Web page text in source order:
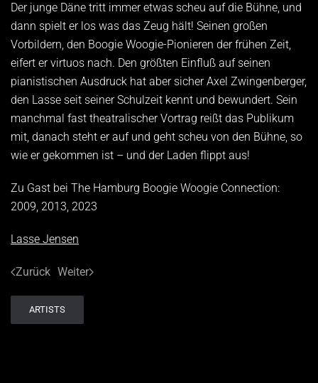
Der junge Däne tritt immer etwas scheu auf die Bühne, und
dann spielt er los was das Zeug hält! Seinen großen
Vorbildern, den Boogie Woogie-Pionieren der frühen Zeit,
eifert er virtuos nach. Den größten Einfluß auf seinen
pianistischen Ausdruck hat aber sicher Axel Zwingenberger,
den Lasse seit seiner Schulzeit kennt und bewundert. Sein
manchmal fast theatralischer Vortrag reißt das Publikum
mit, danach steht er auf und geht scheu von den Bühne, so
wie er gekommen ist – und der Laden flippt aus!
Zu Gast bei The Hamburg Boogie Woogie Connection:
2009, 2013, 2023
Lasse Jensen
Zurück Weiter
ARTISTS